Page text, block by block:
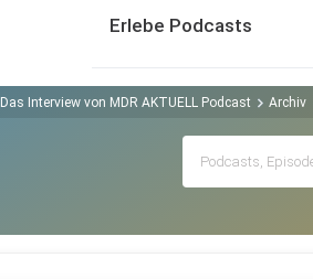
Erlebe Podcasts
Das Interview von MDR AKTUELL Podcast Archiv